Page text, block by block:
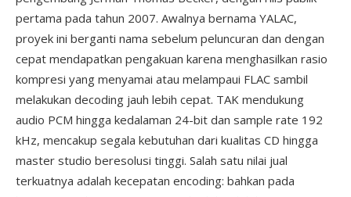
pertama pada tahun 2007. Awalnya bernama YALAC,
proyek ini berganti nama sebelum peluncuran dan dengan
cepat mendapatkan pengakuan karena menghasilkan rasio
kompresi yang menyamai atau melampaui FLAC sambil
melakukan decoding jauh lebih cepat. TAK mendukung
audio PCM hingga kedalaman 24-bit dan sample rate 192
kHz, mencakup segala kebutuhan dari kualitas CD hingga
master studio beresolusi tinggi. Salah satu nilai jual
terkuatnya adalah kecepatan encoding: bahkan pada